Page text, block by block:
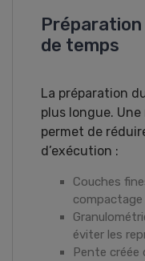
Préparation
de temps
La préparation
plus longue.
permet de
d’exécution :
Couches
éviter les
Pente créée